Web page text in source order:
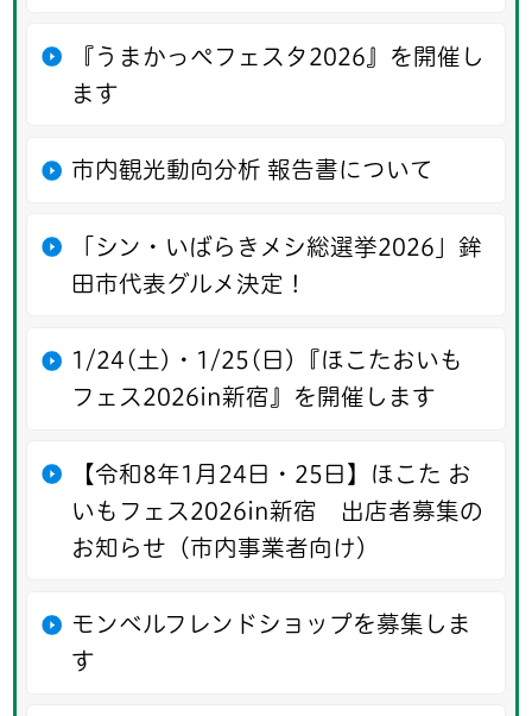
『うまかっぺフェスタ2026』を開催し
ます
市内観光動向分析 報告書について
「シン・いばらきメシ総選挙2026」鉾
田市代表グルメ決定！
1/24(土)・1/25(日)『ほこたおいも
フェス2026in新宿』を開催します
【令和8年1月24日・25日】ほこた お
いもフェス2026in新宿 出店者募集の
お知らせ（市内事業者向け）
モンベルフレンドショップを募集しま
す